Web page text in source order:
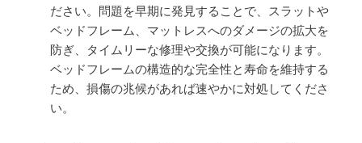
ださい。問題を早期に発見することで、スラットや
ベッドフレーム、マットレスへのダメージの拡大を
防ぎ、タイムリーな修理や交換が可能になります。
ベッドフレームの構造的な完全性と寿命を維持する
ため、損傷の兆候があれば速やかに対処してくださ
い。